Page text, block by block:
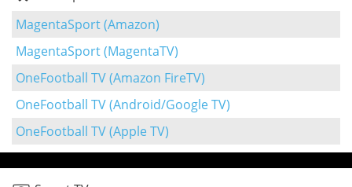
MagentaSport (Amazon)
MagentaSport (MagentaTV)
OneFootball TV (Amazon FireTV)
OneFootball TV (Android/Google TV)
OneFootball TV (Apple TV)